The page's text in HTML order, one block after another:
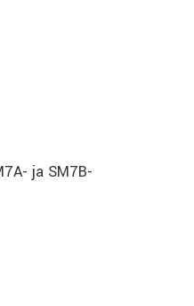
ja SM7B-